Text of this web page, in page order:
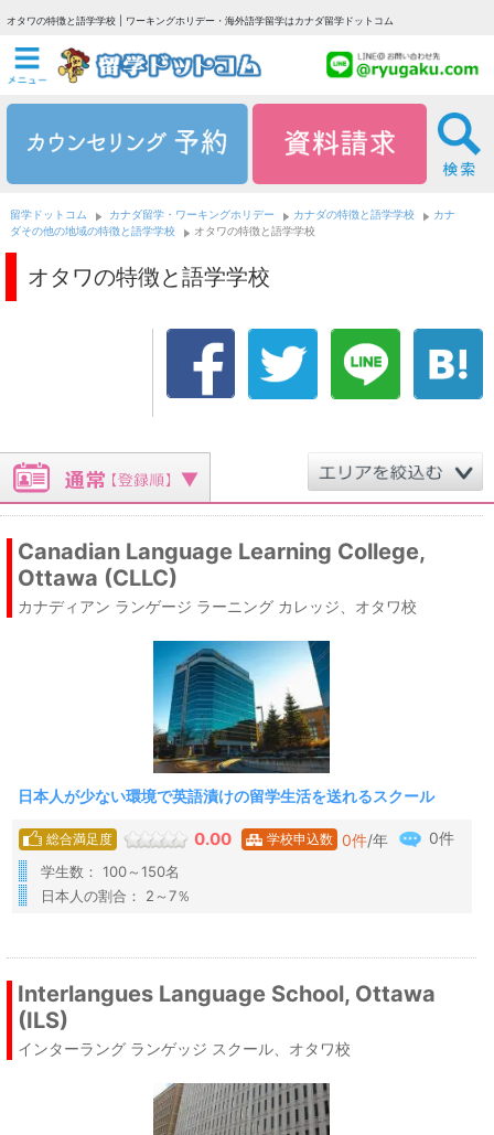
オタワの特徴と語学学校 | ワーキングホリデー・海外語学留学はカナダ留学ドットコム
留学ドットコム カナダ留学・ワーキングホリデー カナダの特徴と語学学校
カナ
ダその他の地域の特徴と語学学校
オタワの特徴と語学学校
オタワの特徴と語学学校
Canadian Language Learning College,
Ottawa (CLLC)
カナディアン ランゲージ ラーニング カレッジ、オタワ校
日本人が少ない環境で英語漬けの留学生活を送れるスクール
総合満足度 0.00 学校申込数 0件/年 0件
学生数： 100～150名
日本人の割合： 2～7％
Interlangues Language School, Ottawa
(ILS)
インターラング ランゲッジ スクール、オタワ校